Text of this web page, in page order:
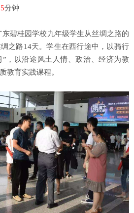
5分钟
碧桂园学校九年级学生从丝绸之路的
之路14天。学生在西行途中，以骑行
”，以沿途风土人情、政治、经济为教
教育实践课程。